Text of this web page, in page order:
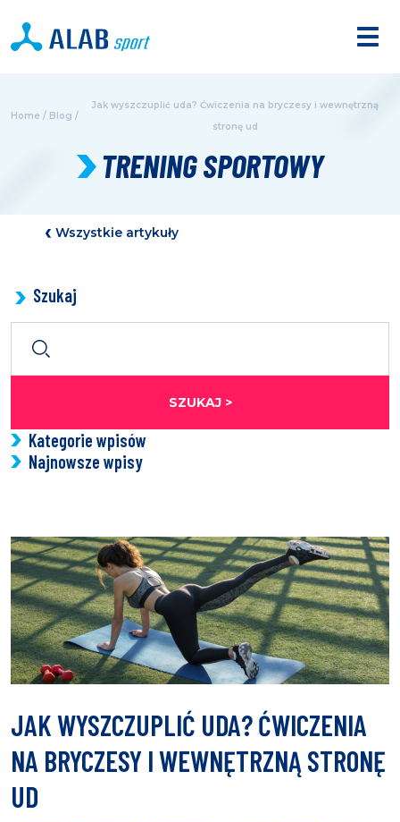
Wszystkie artykuły
Home / Blog /
Jak wyszczuplić uda? Ćwiczenia na bryczesy i wewnętrzną
stronę ud
TRENING SPORTOWY
Szukaj
SZUKAJ >
Kategorie wpisów
Najnowsze wpisy
JAK WYSZCZUPLIĆ UDA? ĆWICZENIA
NA BRYCZESY I WEWNĘTRZNĄ STRONĘ
UD